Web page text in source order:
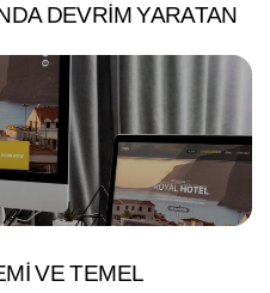
DEVRIM YARATAN
VE TEMEL